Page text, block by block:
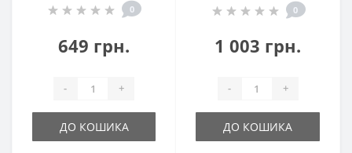
0
649 грн.
- +
ДО КОШИКА
0
1 003 грн.
- +
ДО КОШИКА